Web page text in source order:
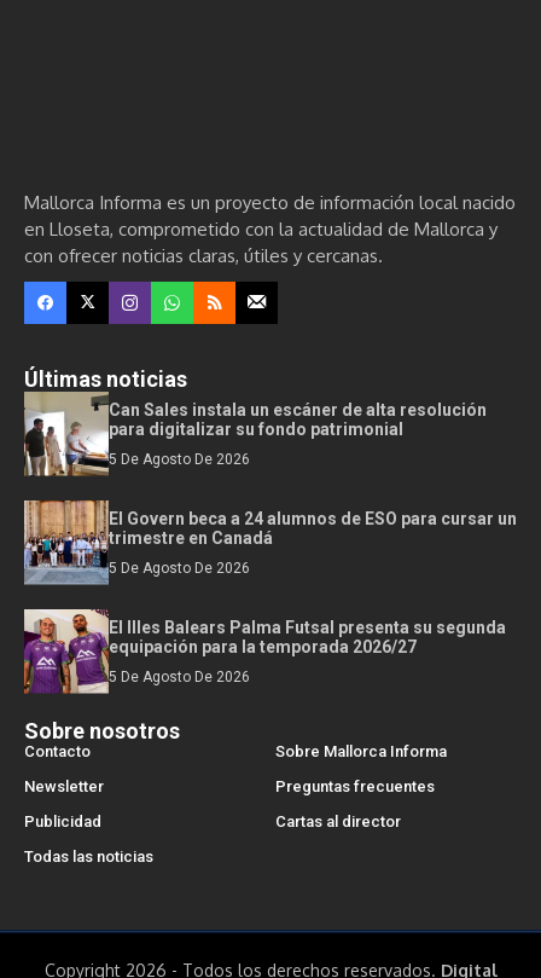
Mallorca Informa es un proyecto de información local nacido
en Lloseta, comprometido con la actualidad de Mallorca y
con ofrecer noticias claras, útiles y cercanas.
Últimas noticias
Can Sales instala un escáner de alta resolución
para digitalizar su fondo patrimonial
5 De Agosto De 2026
El Govern beca a 24 alumnos de ESO para cursar un
trimestre en Canadá
5 De Agosto De 2026
El Illes Balears Palma Futsal presenta su segunda
equipación para la temporada 2026/27
5 De Agosto De 2026
Sobre nosotros
Contacto
Sobre Mallorca Informa
Newsletter
Preguntas frecuentes
Publicidad
Cartas al director
Todas las noticias
Copyright 2026 - Todos los derechos reservados. Digital